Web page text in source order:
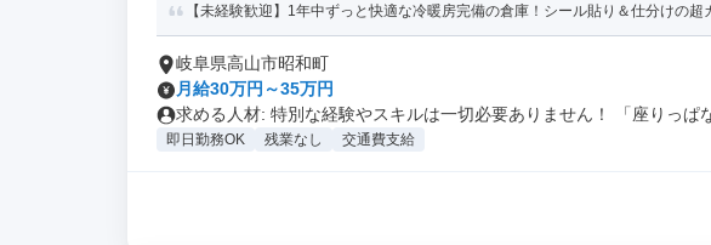
【未経験歓迎】1年中ずっと快適な冷暖房完備の倉庫！シール貼り＆仕分けの
岐阜県高山市昭和町
月給30万円～35万円
求める人材: 特別な経験やスキルは一切必要ありません！ 「座りっぱな
即日勤務OK 残業なし 交通費支給